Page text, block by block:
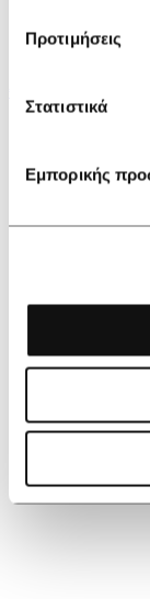
Προτιμήσεις
Στατιστικά
Εμπορικής